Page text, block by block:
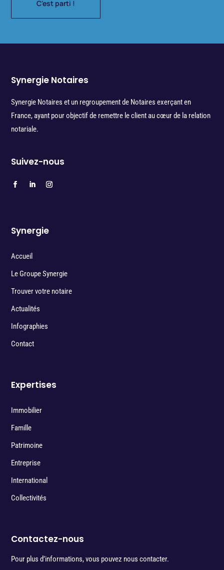
C'est parti !
Synergie Notaires
Synergie Notaires et un regroupement de Notaires exerçant en
France, ayant pour objectif de remettre le client au cœur de la relation
notariale.
Suivez-nous
Synergie
Accueil
Le Groupe Synergie
Trouver votre notaire
Actualités
Infographies
Contact
Expertises
Immobilier
Famille
Patrimoine
Entreprise
International
Collectivités
Contactez-nous
Pour plus d’informations, vous pouvez nous contacter.